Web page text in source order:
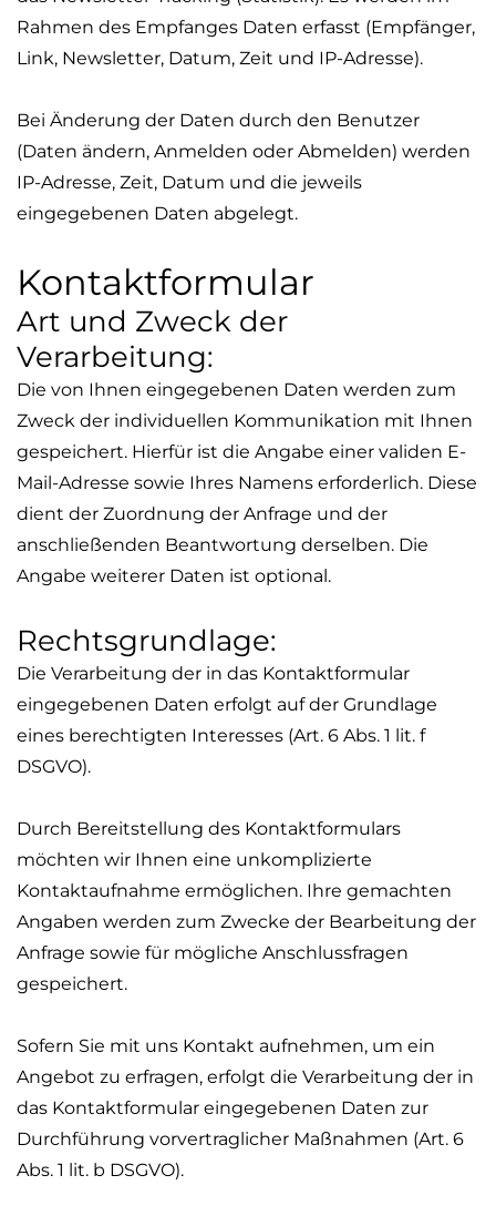
Rahmen des Empfanges Daten erfasst (Empfänger,
Link, Newsletter, Datum, Zeit und IP-Adresse).
Bei Änderung der Daten durch den Benutzer
(Daten ändern, Anmelden oder Abmelden) werden
IP-Adresse, Zeit, Datum und die jeweils
eingegebenen Daten abgelegt.
Kontaktformular
Art und Zweck der
Verarbeitung:
Die von Ihnen eingegebenen Daten werden zum
Zweck der individuellen Kommunikation mit Ihnen
gespeichert. Hierfür ist die Angabe einer validen E-
Mail-Adresse sowie Ihres Namens erforderlich. Diese
dient der Zuordnung der Anfrage und der
anschließenden Beantwortung derselben. Die
Angabe weiterer Daten ist optional.
Rechtsgrundlage:
Die Verarbeitung der in das Kontaktformular
eingegebenen Daten erfolgt auf der Grundlage
eines berechtigten Interesses (Art. 6 Abs. 1 lit. f
DSGVO).
Durch Bereitstellung des Kontaktformulars
möchten wir Ihnen eine unkomplizierte
Kontaktaufnahme ermöglichen. Ihre gemachten
Angaben werden zum Zwecke der Bearbeitung der
Anfrage sowie für mögliche Anschlussfragen
gespeichert.
Sofern Sie mit uns Kontakt aufnehmen, um ein
Angebot zu erfragen, erfolgt die Verarbeitung der in
das Kontaktformular eingegebenen Daten zur
Durchführung vorvertraglicher Maßnahmen (Art. 6
Abs. 1 lit. b DSGVO).